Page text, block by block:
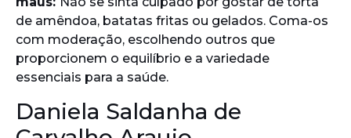
de amêndoa, batatas fritas ou gelados. Coma-os
com moderação, escolhendo outros que
proporcionem o equilíbrio e a variedade
essenciais para a saúde.
Daniela Saldanha de